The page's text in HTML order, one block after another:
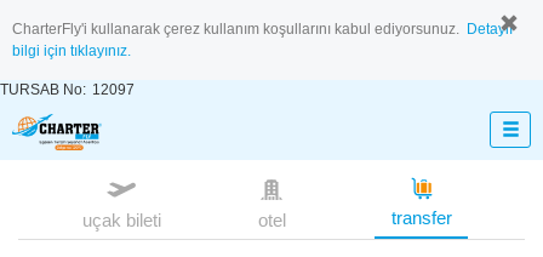
CharterFly'i kullanarak çerez kullanım koşullarını kabul ediyorsunuz. Detaylı
bilgi için tıklayınız.
TURSAB No: 12097
uçak bileti otel transfer